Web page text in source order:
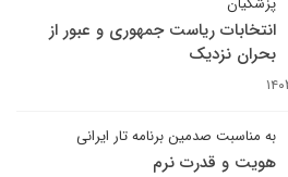
انتخابات ریاست جمهوری و عبور از
بحران نزدیک
به مناسبت صدمین برنامه تار ایرانی
هویت و قدرت نرم